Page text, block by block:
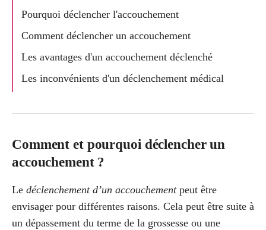
Pourquoi déclencher l'accouchement
Comment déclencher un accouchement
Les avantages d'un accouchement déclenché
Les inconvénients d'un déclenchement médical
Comment et pourquoi déclencher un
accouchement ?
Le déclenchement d’un accouchementpeut être
envisager pour différentes raisons. Cela peut être suite à
un dépassement du terme de la grossesse ou une